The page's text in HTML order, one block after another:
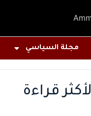
مجلة السياسي
قراءة